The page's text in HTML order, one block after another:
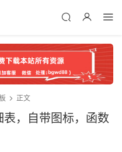
正文
，自带图标，函数